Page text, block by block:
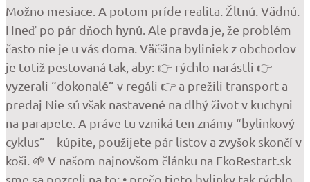
Možno mesiace. A potom príde realita. Žltnú. Vädnú.
Hneď po pár dňoch hynú. Ale pravda je, že problém
často nie je u vás doma. Väčšina byliniek z obchodov
je totiž pestovaná tak, aby: 👉 rýchlo narástli 👉
vyzerali “dokonalé” v regáli 👉 a prežili transport a
predaj Nie sú však nastavené na dlhý život v kuchyni
na parapete. A práve tu vzniká ten známy “bylinkový
cyklus” – kúpite, použijete pár listov a zvyšok skončí v
koši. 🌱 V našom najnovšom článku na EkoRestart.sk
sme sa pozreli na to: • prečo tieto bylinky tak rýchlo